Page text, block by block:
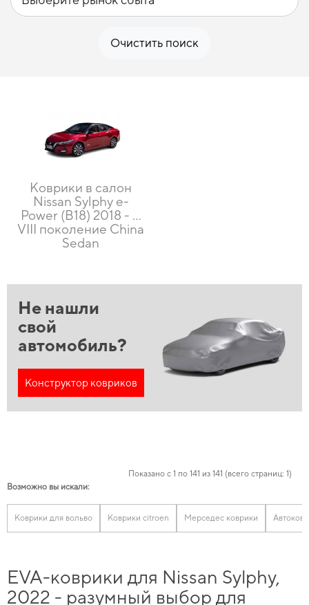
Очистить поиск
Коврики в салон
Nissan Sylphy e-
Power (B18) 2018 - …
VIII поколение China
Sedan
Не нашли
свой
автомобиль?
Конструктор ковриков
Показано с 1 по 141 из 141 (всего страниц: 1)
Возможно вы искали:
Коврики для вольво Коврики citroen Мерседес коврики
EVA-коврики для Nissan Sylphy,
2022 - разумный выбор для